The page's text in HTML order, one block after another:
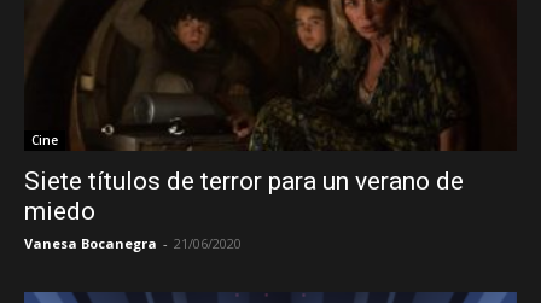
Cine
Siete títulos de terror para un verano de
miedo
Vanesa Bocanegra - 21/06/2020